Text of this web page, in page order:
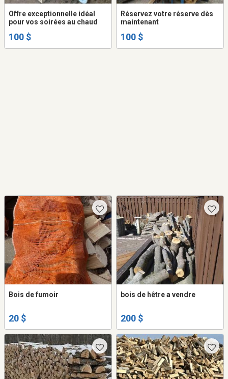
Offre exceptionnelle idéal
pour vos soirées au chaud
100 $
Réservez votre réserve dès
maintenant
100 $
Bois de fumoir
20 $
bois de hêtre a vendre
200 $